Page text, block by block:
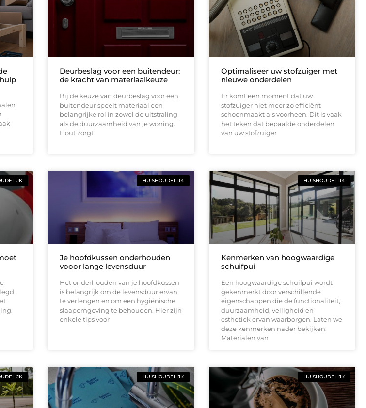
Deurbeslag voor een buitendeur:
de kracht van materiaalkeuze
Bij de keuze van deurbeslag voor een
buitendeur speelt materiaal een
belangrijke rol in zowel de uitstraling
als de duurzaamheid van je woning.
Hout zorgt
Optimaliseer uw stofzuiger met
nieuwe onderdelen
Er komt een moment dat uw
stofzuiger niet meer zo efficiënt
schoonmaakt als voorheen. Dit is vaak
het teken dat bepaalde onderdelen
van uw stofzuiger
HUISHOUDELIJK
Je hoofdkussen onderhouden
vooor lange levensduur
Het onderhouden van je hoofdkussen
is belangrijk om de levensduur ervan
te verlengen en om een hygiënische
slaapomgeving te behouden. Hier zijn
enkele tips voor
HUISHOUDELIJK
Kenmerken van hoogwaardige
schuifpui
Een hoogwaardige schuifpui wordt
gekenmerkt door verschillende
eigenschappen die de functionaliteit,
duurzaamheid, veiligheid en
esthetiek ervan waarborgen. Laten we
deze kenmerken nader bekijken:
Materialen van
HUISHOUDELIJK HUISHOUDELIJK